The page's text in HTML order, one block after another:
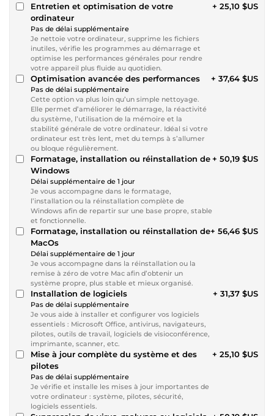
Entretien et optimisation de votre
ordinateur
Pas de délai supplémentaire
Je nettoie votre ordinateur, supprime les fichiers
inutiles, vérifie les programmes au démarrage et
optimise les performances générales pour rendre
votre appareil plus fluide au quotidien.
+ 25,10 $US
Optimisation avancée des performances
Pas de délai supplémentaire
Cette option va plus loin qu’un simple nettoyage.
Elle permet d’améliorer le démarrage, la réactivité
du système, l’utilisation de la mémoire et la
stabilité générale de votre ordinateur. Idéal si votre
ordinateur est très lent, met du temps à s’allumer
ou bloque régulièrement.
+ 37,64 $US
Formatage, installation ou réinstallation de
Windows
Délai supplémentaire de 1 jour
Je vous accompagne dans le formatage,
l’installation ou la réinstallation complète de
Windows afin de repartir sur une base propre, stable
et fonctionnelle.
+ 50,19 $US
Formatage, installation ou réinstallation de
MacOs
Délai supplémentaire de 1 jour
Je vous accompagne dans la réinstallation ou la
remise à zéro de votre Mac afin d’obtenir un
système propre, plus stable et mieux organisé.
+ 56,46 $US
Installation de logiciels
Pas de délai supplémentaire
Je vous aide à installer et configurer vos logiciels
essentiels : Microsoft Office, antivirus, navigateurs,
pilotes, outils de travail, logiciels de visioconférence,
imprimante, scanner, etc.
+ 31,37 $US
Mise à jour complète du système et des
pilotes
Pas de délai supplémentaire
Je vérifie et installe les mises à jour importantes de
votre ordinateur : système, pilotes, sécurité,
logiciels essentiels.
+ 25,10 $US